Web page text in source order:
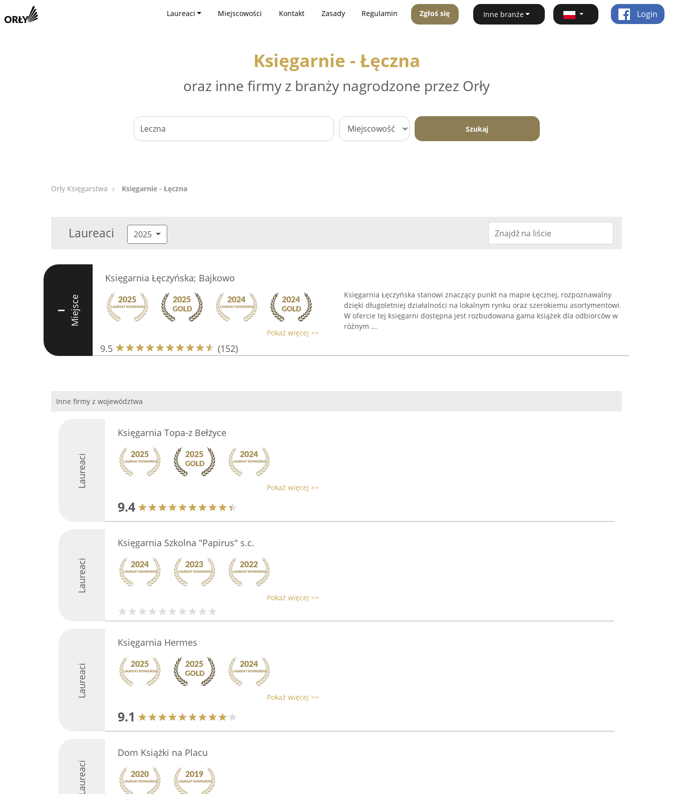
Laureaci Miejscowości Kontakt Zasady Regulamin Zgłoś się Inne branże Login
Księgarnie - Łęczna
oraz inne firmy z branży nagrodzone przez Orły
Szukaj
Orły Księgarstwa Księgarnie - Łęczna
Laureaci 2025
I Miejsce
Księgarnia Łęczyńska; Bajkowo
Pokaż więcej >>
9.5 (152)
Księgarnia Łęczyńska stanowi znaczący punkt na mapie Łęcznej, rozpoznawalny
dzięki długoletniej działalności na lokalnym rynku oraz szerokiemu asortymentowi.
W ofercie tej księgarni dostępna jest rozbudowana gama książek dla odbiorców w
różnym ...
Inne firmy z województwa
Laureaci
Księgarnia Topa-z Bełżyce
Pokaż więcej >>
9.4
Laureaci
Księgarnia Szkolna "Papirus" s.c.
Pokaż więcej >>
Laureaci
Księgarnia Hermes
Pokaż więcej >>
9.1
Laureaci
Dom Książki na Placu